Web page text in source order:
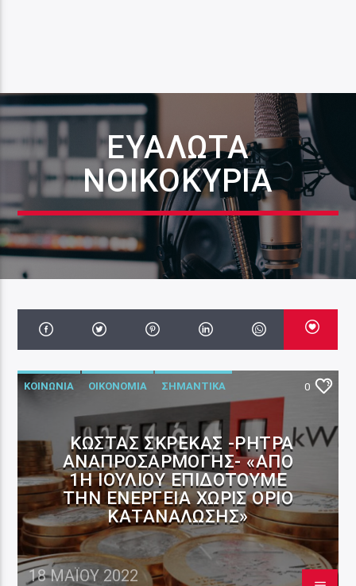
ΕΥΑΛΩΤΑ
ΝΟΙΚΟΚΥΡΙΑ
ΚΟΙΝΩΝΙΑ ΟΙΚΟΝΟΜΙΑ ΣΗΜΑΝΤΙΚΑ 0
ΚΏΣΤΑΣ ΣΚΡΈΚΑΣ -ΡΉΤΡΑ
ΑΝΑΠΡΟΣΑΡΜΟΓΉΣ- «ΑΠΌ
1Η ΙΟΥΛΊΟΥ ΕΠΙΔΟΤΟΎΜΕ
ΤΗΝ ΕΝΈΡΓΕΙΑ ΧΩΡΊΣ ΌΡΙΟ
ΚΑΤΑΝΆΛΩΣΗΣ»
18 ΜΑΪ́ΟΥ 2022